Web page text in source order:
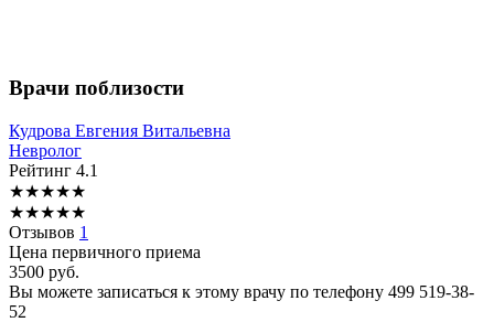
Врачи поблизости
Кудрова Евгения Витальевна
Невролог
Рейтинг 4.1
★★★★★
★★★★★
Отзывов 1
Цена первичного приема
3500 руб.
Вы можете записаться к этому врачу по телефону 499 519-38-
52